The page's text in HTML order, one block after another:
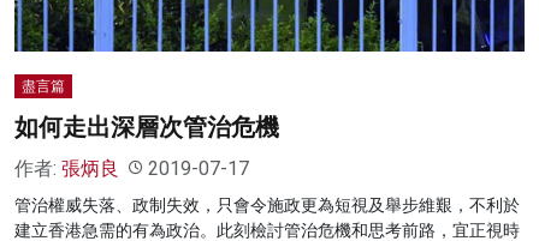
盡言篇
如何走出深層次管治危機
作者: 張炳良 2019-07-17
管治權威失落、政制失效，只會令施政更為短視及舉步維艱，不利於
建立香港急需的有為政治。此刻檢討管治危機和思考前路，宜正視時